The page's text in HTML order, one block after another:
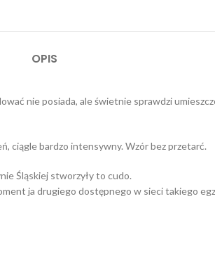
OPIS
nie posiada, ale świetnie sprawdzi
ciągle bardzo intensywny. Wzór bez przetarć.
Śląskiej stworzyły to cudo.
ja drugiego dostępnego w sieci takiego